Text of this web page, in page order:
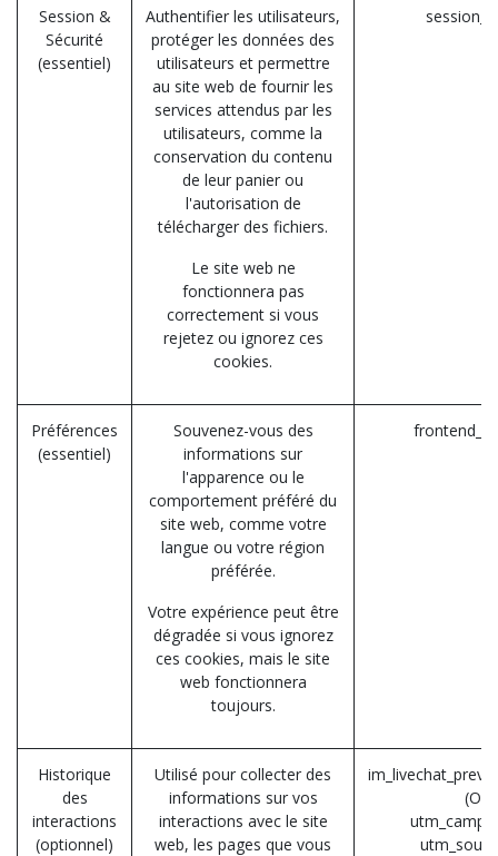
Session &
Sécurité
(essentiel)
Authentifier les utilisateurs,
protéger les données des
utilisateurs et permettre
au site web de fournir les
services attendus par les
utilisateurs, comme la
conservation du contenu
de leur panier ou
l'autorisation de
télécharger des fichiers.
Le site web ne
fonctionnera pas
correctement si vous
rejetez ou ignorez ces
cookies.
Préférences
(essentiel)
Souvenez-vous des
informations sur
l'apparence ou le
comportement préféré du
site web, comme votre
langue ou votre région
préférée.
Votre expérience peut être
dégradée si vous ignorez
ces cookies, mais le site
web fonctionnera
toujours.
Historique
des
interactions
(optionnel)
Utilisé pour collecter des
informations sur vos
interactions avec le site
web, les pages que vous